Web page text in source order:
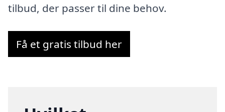
tilbud, der passer til dine behov.
Få et gratis tilbud her